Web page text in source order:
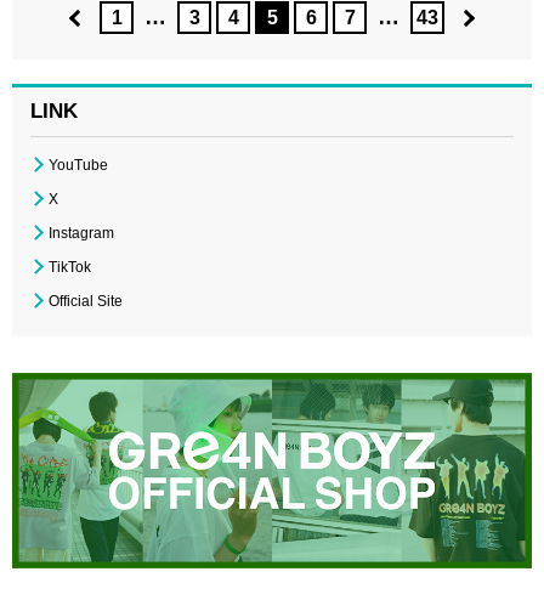
1 … 3 4 5 6 7 … 43
LINK
YouTube
X
Instagram
TikTok
Official Site